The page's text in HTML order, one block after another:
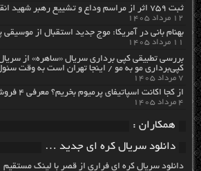
ثبت ۷۵۹ اثر از مراسم وداع و تشییع رهبر شهید انقلاب
۱۲ مرداد ۱۴۰۵
بهنام بانی در آمریکا: موج جدید استقبال از
۱۱ مرداد ۱۴۰۵
بررسی تطبیقی کپی برداری سریال «ساهره» از
کپی‌برداری مو به مو / اینجا تهران است به وقت
۷ مرداد ۱۴۰۵
از کجا اکانت اسپاتیفای پرمیوم بخریم؟ معرفی ۴ فروشگاه معتبر ایرانی
۴ مرداد ۱۴۰۵
همکاران :
دانلود سریال کره ای جدید …
دانلود سریال کره ای فراری از قصر با لینک مستقیم